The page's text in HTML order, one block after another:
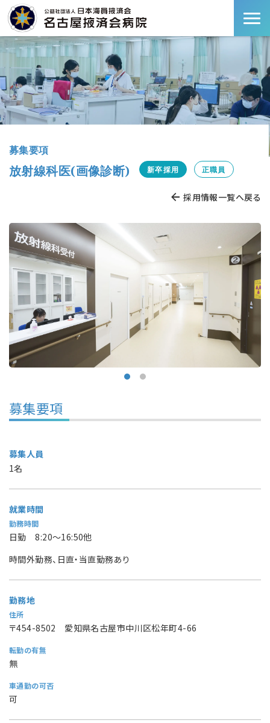
募集要項
放射線科医(画像診断) 新卒採用 正職員
採用情報一覧へ戻る
募集要項
募集人員
1名
就業時間
勤務時間
日勤 8:20～16:50他
時間外勤務、日直・当直勤務あり
勤務地
住所
〒454-8502 愛知県名古屋市中川区松年町4-66
転勤の有無
無
車通勤の可否
可